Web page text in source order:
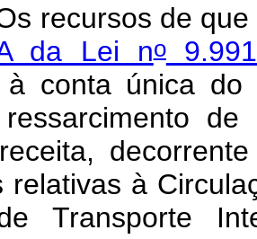
recursos de
da Lei no
à conta única do
relativas à
Transporte